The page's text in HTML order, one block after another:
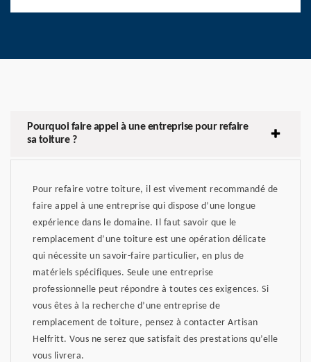
Pourquoi faire appel à une entreprise pour refaire
sa toiture ?
Pour refaire votre toiture, il est vivement recommandé de
faire appel à une entreprise qui dispose d’une longue
expérience dans le domaine. Il faut savoir que le
remplacement d’une toiture est une opération délicate
qui nécessite un savoir-faire particulier, en plus de
matériels spécifiques. Seule une entreprise
professionnelle peut répondre à toutes ces exigences. Si
vous êtes à la recherche d’une entreprise de
remplacement de toiture, pensez à contacter Artisan
Helfritt. Vous ne serez que satisfait des prestations qu’elle
vous livrera.